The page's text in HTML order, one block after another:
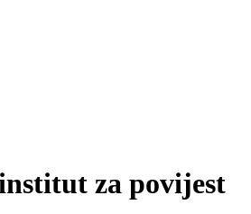
za povijest